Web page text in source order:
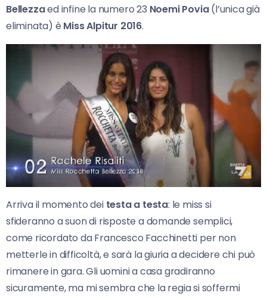
Bellezzaed infine la numero 23 Noemi Povia(l’unica già
eliminata) è Miss Alpitur 2016.
Arriva il momento dei testa a testa: le miss si
sfideranno a suon di risposte a domande semplici,
come ricordato da Francesco Facchinetti per non
metterle in difficoltà, e sarà la giuria a decidere chi può
rimanere in gara. Gli uomini a casa gradiranno
sicuramente, ma mi sembra che la regia si soffermi